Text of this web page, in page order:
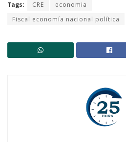
Tags: CRE
economia
Fiscal economía nacional política